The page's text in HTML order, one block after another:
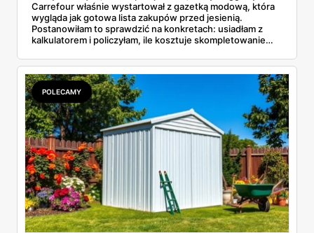
Carrefour właśnie wystartował z gazetką modową, która
wygląda jak gotowa lista zakupów przed jesienią.
Postanowiłam to sprawdzić na konkretach: usiadłam z
kalkulatorem i policzyłam, ile kosztuje skompletowanie
niecałe 207 złotych za siedem rzeczy, od t-shirtu po
kurtkę. A dla starszaków są jeszcze markowe dresy Puma
i Everlast w cenach, które miło zaskakują.
POLECAMY